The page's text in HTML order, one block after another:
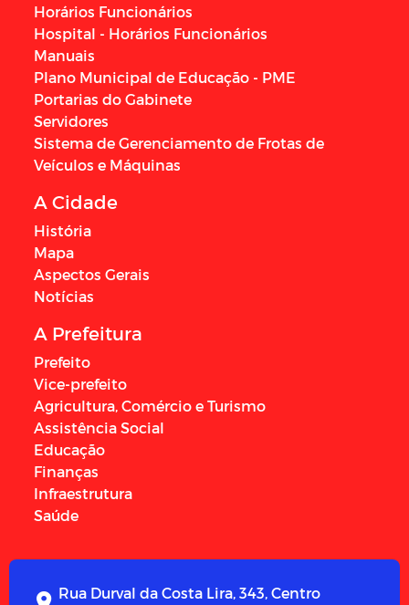
Horários Funcionários
Hospital - Horários Funcionários
Manuais
Plano Municipal de Educação - PME
Portarias do Gabinete
Servidores
Sistema de Gerenciamento de Frotas de
Veículos e Máquinas
A Cidade
História
Mapa
Aspectos Gerais
Notícias
A Prefeitura
Prefeito
Vice-prefeito
Agricultura, Comércio e Turismo
Assistência Social
Educação
Finanças
Infraestrutura
Saúde
Rua Durval da Costa Lira, 343, Centro